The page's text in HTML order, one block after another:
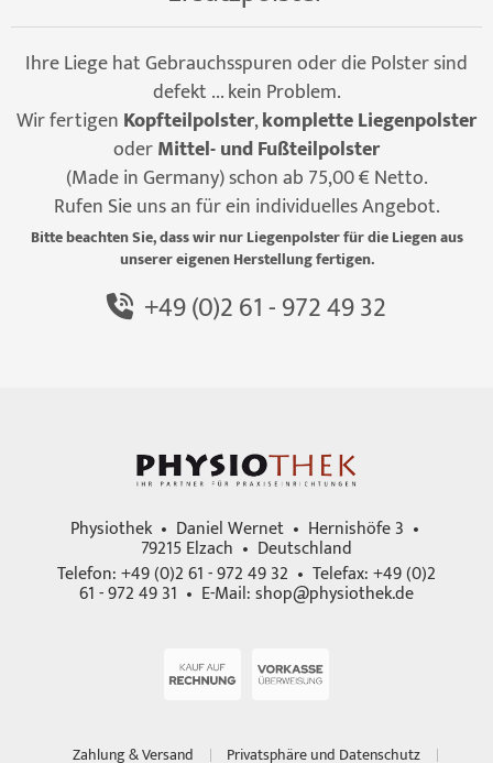
Ihre Liege hat Gebrauchsspuren oder die Polster sind
defekt ... kein Problem.
Wir fertigen Kopfteilpolster,komplette Liegenpolster
oderMittel- und Fußteilpolster
(Made in Germany) schon ab 75,00 € Netto.
Rufen Sie uns an für ein individuelles Angebot.
Bitte beachten Sie, dass wir nur Liegenpolster für die Liegen aus
unserer eigenen Herstellung fertigen.
+49 (0)2 61 - 972 49 32
Physiothek • Daniel Wernet • Hernishöfe 3 •
79215 Elzach • Deutschland
Telefon: +49 (0)2 61 - 972 49 32 • Telefax: +49 (0)2
61 - 972 49 31 • E-Mail:shop@physiothek.de
Zahlung & Versand Privatsphäre und Datenschutz